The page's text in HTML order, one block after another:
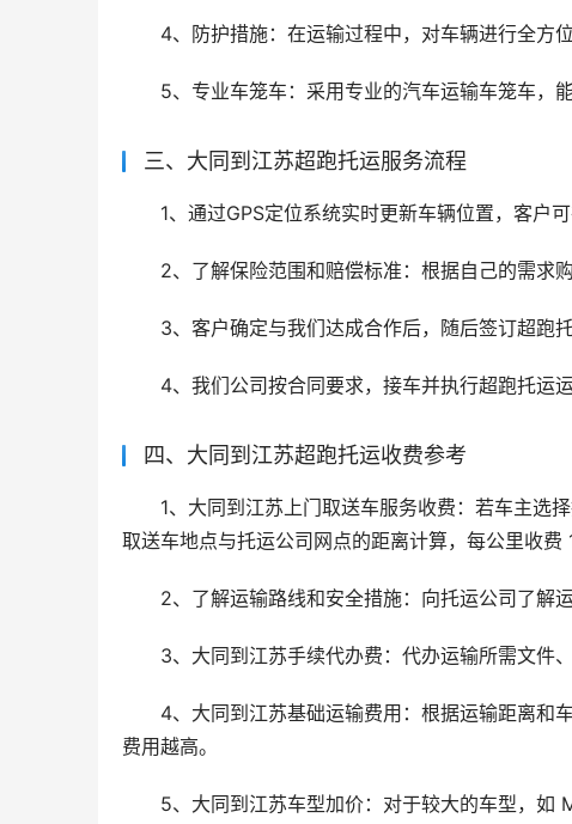
4、防护措施：在运输过程中，对车辆进行全方
5、专业车笼车：采用专业的汽车运输车笼车，
三、大同到江苏超跑托运服务流程
1、通过GPS定位系统实时更新车辆位置，客户可
2、了解保险范围和赔偿标准：根据自己的需求
3、客户确定与我们达成合作后，随后签订超跑托
4、我们公司按合同要求，接车并执行超跑托运运
四、大同到江苏超跑托运收费参考
1、大同到江苏上门取送车服务收费：若车主选
取送车地点与托运公司网点的距离计算，每公里收费
2、了解运输路线和安全措施：向托运公司了解
3、大同到江苏手续代办费：代办运输所需文件
4、大同到江苏基础运输费用：根据运输距离和
费用越高。
5、大同到江苏车型加价：对于较大的车型，如